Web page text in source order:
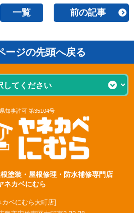
一覧 前の記事
ージの先頭へ戻る
知事許可 第35104号
塗装・屋根修理・防水補修専門店
ネカベにむら
カベにむら大町店]